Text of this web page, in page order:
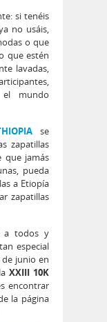
si tenéis
no usáis,
o que
que estén
lavadas,
el mundo
se
zapatillas
que jamás
pueda
a Etiopía
zapatillas
a todos y
especial
junio en
XXIII 10K
encontrar
la página